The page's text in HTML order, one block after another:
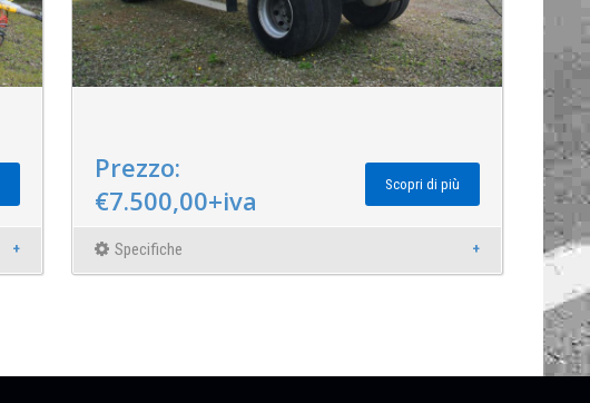
Prezzo:
€7.500,00+iva
Scopri di più
Specifiche